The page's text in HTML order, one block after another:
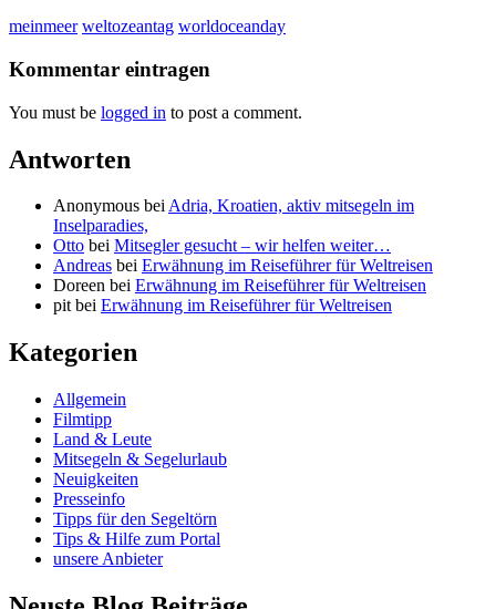
meinmeer weltozeantag worldoceanday
Kommentar eintragen
You must be logged in to post a comment.
Antworten
Anonymous beiAdria, Kroatien, aktiv mitsegeln im
Inselparadies,
Otto bei Mitsegler gesucht – wir helfen weiter…
Andreas bei Erwähnung im Reiseführer für Weltreisen
Doreen bei Erwähnung im Reiseführer für Weltreisen
pitbei Erwähnung im Reiseführer für Weltreisen
Kategorien
Allgemein
Filmtipp
Land & Leute
Mitsegeln & Segelurlaub
Neuigkeiten
Presseinfo
Tipps für den Segeltörn
Tips & Hilfe zum Portal
unsere Anbieter